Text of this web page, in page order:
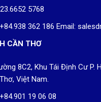
5768
362 186 Email:
CẦN THƠ
8C2, Khu Tái Định Cư P.
Việt Nam.
19 06 08